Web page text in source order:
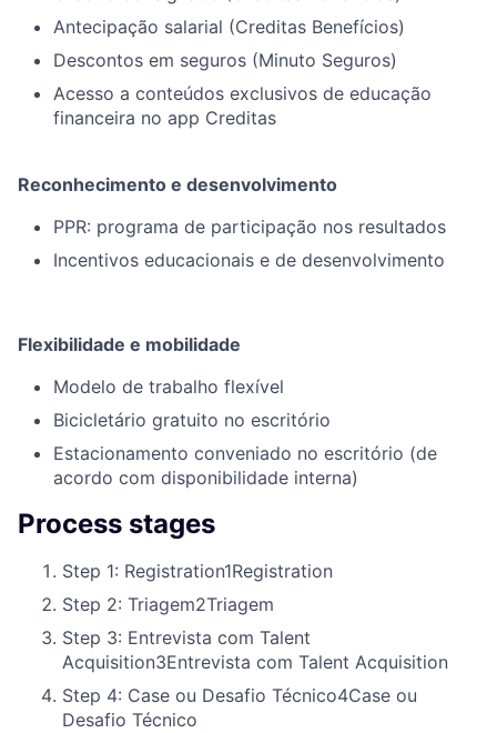
Antecipação salarial (Creditas Benefícios)
Descontos em seguros (Minuto Seguros)
Acesso a conteúdos exclusivos de educação
financeira no app Creditas
Reconhecimento e desenvolvimento
PPR: programa de participação nos resultados
Incentivos educacionais e de desenvolvimento
Flexibilidade e mobilidade
Modelo de trabalho flexível
Bicicletário gratuito no escritório
Estacionamento conveniado no escritório (de
acordo com disponibilidade interna)
Process stages
Step 1: Registration1Registration
Step 2: Triagem2Triagem
Step 3: Entrevista com Talent
Acquisition3Entrevista com Talent Acquisition
Step 4: Case ou Desafio Técnico4Case ou
Desafio Técnico